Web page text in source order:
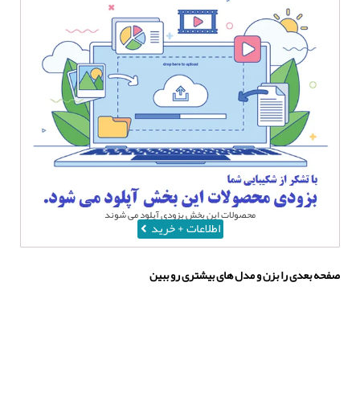
محصولات این بخش بزودی آپلود می شوند
اطلاعات + خرید
صفحه بعدی را بزن و مدل های بیشتری رو ببین